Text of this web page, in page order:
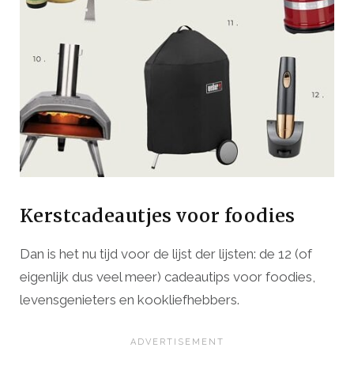
Kerstcadeautjes voor foodies
Dan is het nu tijd voor de lijst der lijsten: de 12 (of
eigenlijk dus veel meer) cadeautips voor foodies,
levensgenieters en kookliefhebbers.